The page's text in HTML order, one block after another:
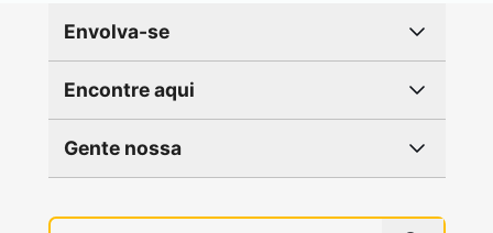
Envolva-se
Encontre aqui
Gente nossa